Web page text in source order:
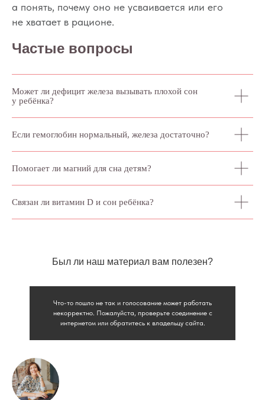
а понять, почему оно не усваивается или его
не хватает в рационе.
Частые вопросы
Может ли дефицит железа вызывать плохой сон
у ребёнка?
Если гемоглобин нормальный, железа достаточно?
Помогает ли магний для сна детям?
Связан ли витамин D и сон ребёнка?
Был ли наш материал вам полезен?
Что-то пошло не так и голосование может работать
некорректно. Пожалуйста, проверьте соединение с
интернетом или обратитесь к владельцу сайта.